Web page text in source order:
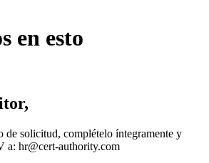
en esto
de solicitud, complételo íntegramente y
a: hr@cert-authority.com